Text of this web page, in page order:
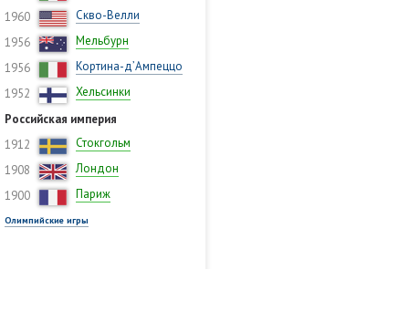
1960
Скво-Велли
1956
Мельбурн
1956
Кортина-д’Ампеццо
1952
Хельсинки
Российская империя
1912
Стокгольм
1908
Лондон
1900
Париж
Олимпийские игры